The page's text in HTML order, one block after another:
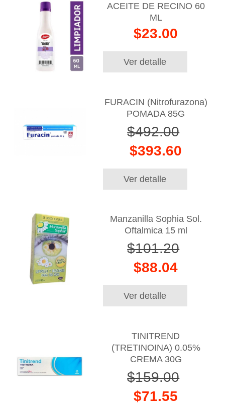
ACEITE DE RECINO 60
ML
$23.00
Ver detalle
FURACIN (Nitrofurazona)
POMADA 85G
$492.00
$393.60
Ver detalle
Manzanilla Sophia Sol.
Oftalmica 15 ml
$101.20
$88.04
Ver detalle
TINITREND
(TRETINOINA) 0.05%
CREMA 30G
$159.00
$71.55